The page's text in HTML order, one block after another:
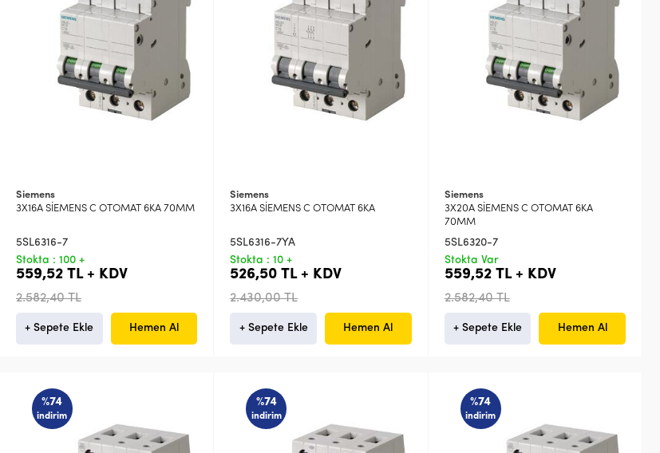
Siemens
3X16A SİEMENS C OTOMAT 6KA 70MM
5SL6316-7
Stokta : 100 +
559,52 TL + KDV
2.582,40 TL
+ Sepete Ekle Hemen Al
Siemens
3X16A SİEMENS C OTOMAT 6KA
5SL6316-7YA
Stokta : 10 +
526,50 TL + KDV
2.430,00 TL
+ Sepete Ekle Hemen Al
Siemens
3X20A SİEMENS C OTOMAT 6KA
70MM
5SL6320-7
Stokta Var
559,52 TL + KDV
2.582,40 TL
+ Sepete Ekle Hemen Al
%74
indirim
%74
indirim
%74
indirim